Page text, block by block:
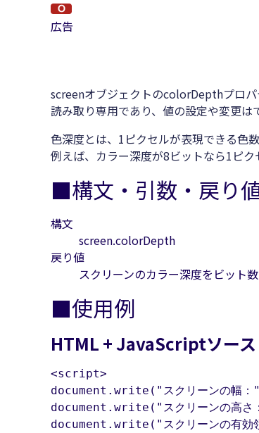
広告
screenオブジェクトのcolorDepthプロパ
読み取り専用であり、値の設定や変更は
色深度とは、1ピクセルが表現できる色数
例えば、カラー深度が8ビットなら1ピク
■構文・引数・戻り
構文
screen.colorDepth
戻り値
スクリーンのカラー深度をビット
■使用例
HTML + JavaScriptソース
<script>
document.write("スクリーンの
document.write("スクリーンの
document.write("スクリーンの有